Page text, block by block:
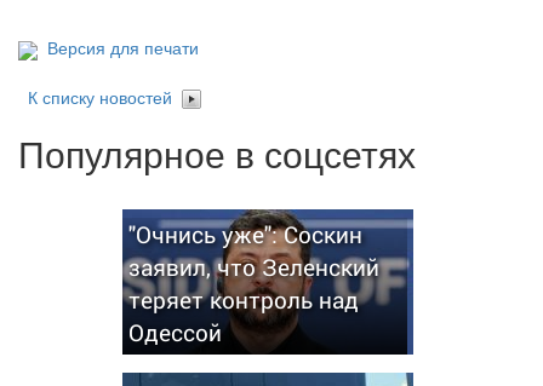
Версия для печати
К списку новостей
Популярное в соцсетях
"Очнись уже": Соскин
заявил, что Зеленский
теряет контроль над
Одессой